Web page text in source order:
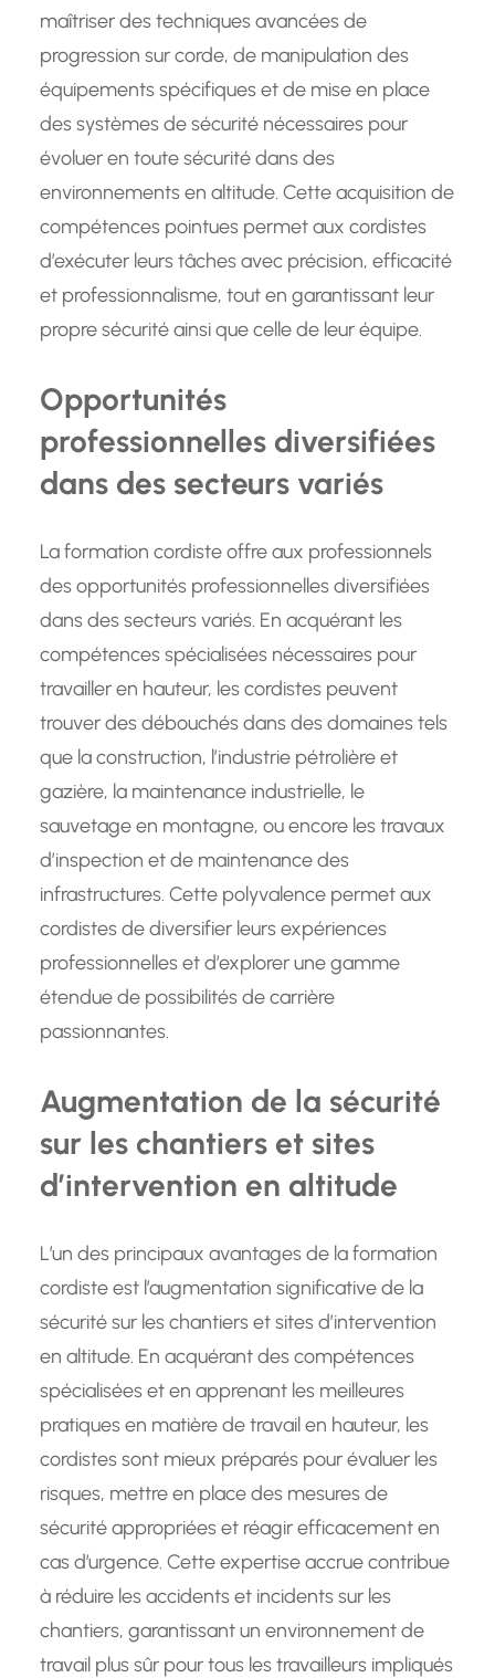
maîtriser des techniques avancées de
progression sur corde, de manipulation des
équipements spécifiques et de mise en place
des systèmes de sécurité nécessaires pour
évoluer en toute sécurité dans des
environnements en altitude. Cette acquisition de
compétences pointues permet aux cordistes
d’exécuter leurs tâches avec précision, efficacité
et professionnalisme, tout en garantissant leur
propre sécurité ainsi que celle de leur équipe.
Opportunités
professionnelles diversifiées
dans des secteurs variés
La formation cordiste offre aux professionnels
des opportunités professionnelles diversifiées
dans des secteurs variés. En acquérant les
compétences spécialisées nécessaires pour
travailler en hauteur, les cordistes peuvent
trouver des débouchés dans des domaines tels
que la construction, l’industrie pétrolière et
gazière, la maintenance industrielle, le
sauvetage en montagne, ou encore les travaux
d’inspection et de maintenance des
infrastructures. Cette polyvalence permet aux
cordistes de diversifier leurs expériences
professionnelles et d’explorer une gamme
étendue de possibilités de carrière
passionnantes.
Augmentation de la sécurité
sur les chantiers et sites
d’intervention en altitude
L’un des principaux avantages de la formation
cordiste est l’augmentation significative de la
sécurité sur les chantiers et sites d’intervention
en altitude. En acquérant des compétences
spécialisées et en apprenant les meilleures
pratiques en matière de travail en hauteur, les
cordistes sont mieux préparés pour évaluer les
risques, mettre en place des mesures de
sécurité appropriées et réagir efficacement en
cas d’urgence. Cette expertise accrue contribue
à réduire les accidents et incidents sur les
chantiers, garantissant un environnement de
travail plus sûr pour tous les travailleurs impliqués